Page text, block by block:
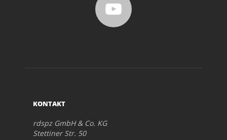
KONTAKT
rdspz GmbH & Co. KG
Stettiner Str. 50